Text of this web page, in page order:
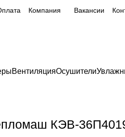
Компания Вакансии
ВентиляцияОсушители
КЭВ-